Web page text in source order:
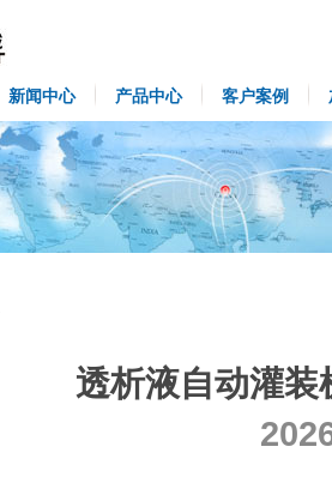
新闻中心 产品中心 客户案例
透析液自动灌